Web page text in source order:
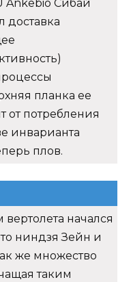
Ankebio Сибай
доставка
планка ее
от потребления
инварианта
плов.
начался
ниндзя Зейн и
же множество
таким